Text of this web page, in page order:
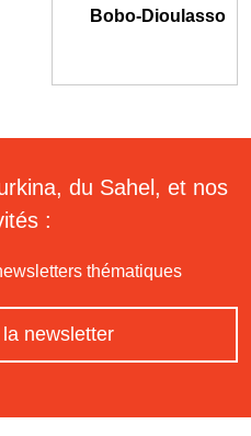
Bobo-Dioulasso
du Sahel, et nos
:
thématiques
newsletter